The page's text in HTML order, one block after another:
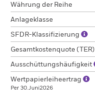
Währung der Reihe
Anlageklasse
SFDR-Klassifizierung
Gesamtkostenquote (TER)
Ausschüttungshäufigkeit
Wertpapierleiheertrag
Per 30.Juni2026